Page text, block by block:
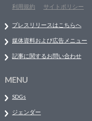
利用規約
サイトポリシー
プレスリリースはこちらへ
媒体資料および広告メニュー
記事に関するお問い合わせ
MENU
SDGs
ジェンダー